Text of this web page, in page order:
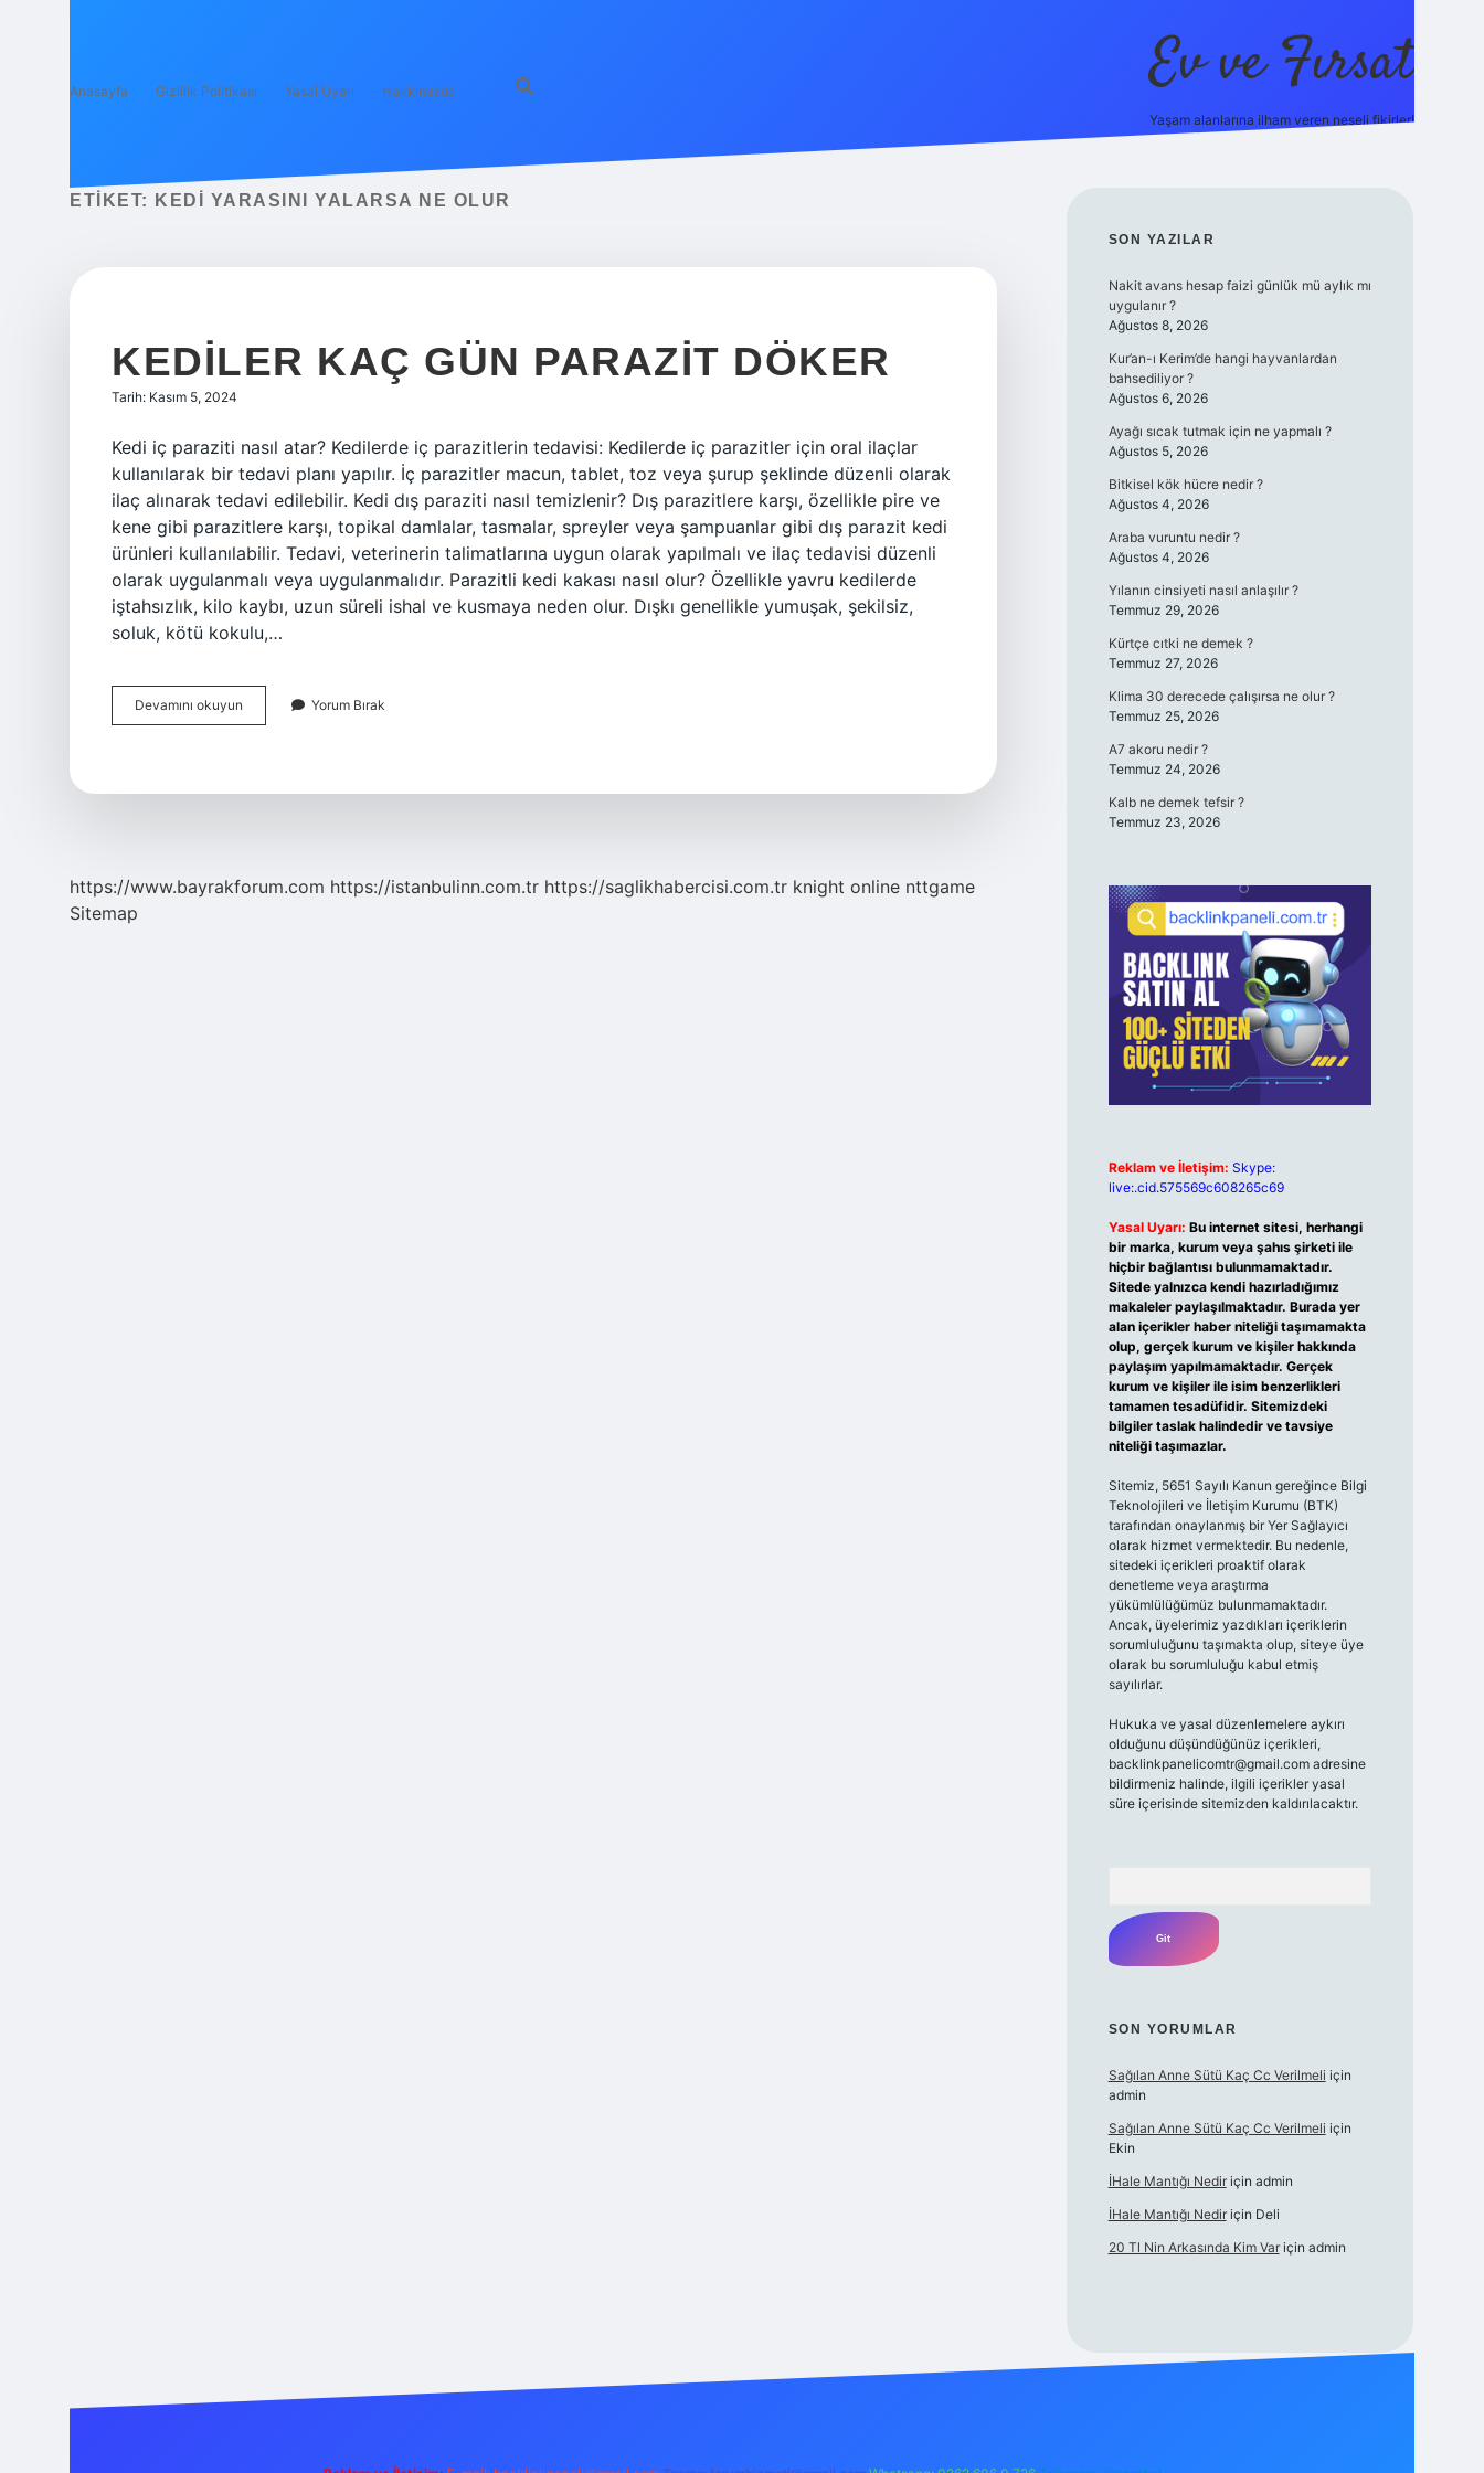
Anasayfa Gizlilik Politikası Yasal Uyarı Hakkımızda Ev ve Fırsat
Yaşam alanlarına ilham veren neşeli fikirler!
ETIKET: KEDI YARASINI YALARSA NE OLUR
KEDILER KAÇ GÜN PARAZIT DÖKER
Tarih: Kasım 5, 2024
Kedi iç paraziti nasıl atar? Kedilerde iç parazitlerin tedavisi: Kedilerde iç parazitler için oral ilaçlar
kullanılarak bir tedavi planı yapılır. İç parazitler macun, tablet, toz veya şurup şeklinde düzenli olarak
ilaç alınarak tedavi edilebilir. Kedi dış paraziti nasıl temizlenir? Dış parazitlere karşı, özellikle pire ve
kene gibi parazitlere karşı, topikal damlalar, tasmalar, spreyler veya şampuanlar gibi dış parazit kedi
ürünleri kullanılabilir. Tedavi, veterinerin talimatlarına uygun olarak yapılmalı ve ilaç tedavisi düzenli
olarak uygulanmalı veya uygulanmalıdır. Parazitli kedi kakası nasıl olur? Özellikle yavru kedilerde
iştahsızlık, kilo kaybı, uzun süreli ishal ve kusmaya neden olur. Dışkı genellikle yumuşak, şekilsiz,
soluk, kötü kokulu,…
Devamını okuyun
Kaç
Yorum Bırak
https://www.bayrakforum.com https://istanbulinn.com.tr https://saglikhabercisi.com.tr knight online nttgame
Sitemap
SIDEBAR
SON YAZILAR
Nakit avans hesap faizi günlük mü aylık mı
uygulanır ?
Ağustos 8, 2026
Kur’an-ı Kerim’de hangi hayvanlardan
bahsediliyor ?
Ağustos 6, 2026
Ayağı sıcak tutmak için ne yapmalı ?
Ağustos 5, 2026
Bitkisel kök hücre nedir ?
Ağustos 4, 2026
Araba vuruntu nedir ?
Ağustos 4, 2026
Yılanın cinsiyeti nasıl anlaşılır ?
Temmuz 29, 2026
Kürtçe cıtki ne demek ?
Temmuz 27, 2026
Klima 30 derecede çalışırsa ne olur ?
Temmuz 25, 2026
A7 akoru nedir ?
Temmuz 24, 2026
Kalb ne demek tefsir ?
Temmuz 23, 2026
Reklam ve İletişim: Skype:
live:.cid.575569c608265c69
Yasal Uyarı: Bu internet sitesi, herhangi
bir marka, kurum veya şahıs şirketi ile
hiçbir bağlantısı bulunmamaktadır.
Sitede yalnızca kendi hazırladığımız
makaleler paylaşılmaktadır. Burada yer
alan içerikler haber niteliği taşımamakta
olup, gerçek kurum ve kişiler hakkında
paylaşım yapılmamaktadır. Gerçek
kurum ve kişiler ile isim benzerlikleri
tamamen tesadüfidir. Sitemizdeki
bilgiler taslak halindedir ve tavsiye
niteliği taşımazlar.
Sitemiz, 5651 Sayılı Kanun gereğince Bilgi
Teknolojileri ve İletişim Kurumu (BTK)
tarafından onaylanmış bir Yer Sağlayıcı
olarak hizmet vermektedir. Bu nedenle,
sitedeki içerikleri proaktif olarak
denetleme veya araştırma
yükümlülüğümüz bulunmamaktadır.
Ancak, üyelerimiz yazdıkları içeriklerin
sorumluluğunu taşımakta olup, siteye üye
olarak bu sorumluluğu kabul etmiş
sayılırlar.
Hukuka ve yasal düzenlemelere aykırı
olduğunu düşündüğünüz içerikleri,
backlinkpanelicomtr@gmail.comadresine
bildirmeniz halinde, ilgili içerikler yasal
süre içerisinde sitemizden kaldırılacaktır.
SON YORUMLAR
Sağılan Anne Sütü Kaç Cc Verilmeli için
admin
Sağılan Anne Sütü Kaç Cc Verilmeli için
Ekin
İHale Mantığı Nediriçin admin
İHale Mantığı Nediriçin Deli
20 Tl Nin Arkasında Kim Variçin admin